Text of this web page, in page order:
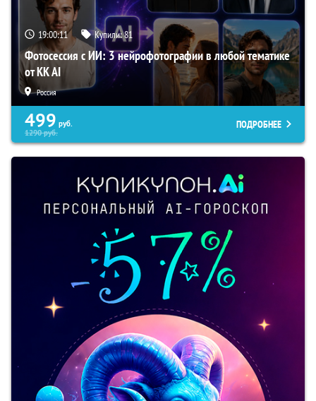
19:00:10 Купили:81
Фотосессия с ИИ: 3 нейрофотографии в любой тематике
от KK AI
Россия
499 руб.
1290руб.
ПОДРОБНЕЕ